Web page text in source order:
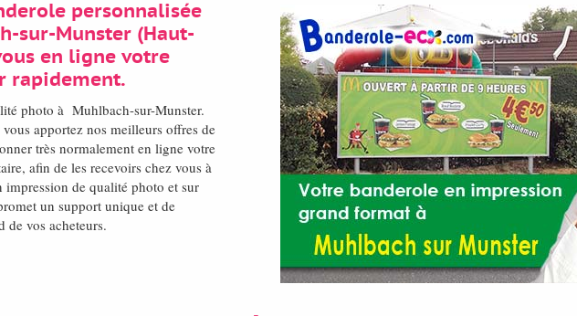
personnalisée
sur-Munster (Haut-
en ligne votre
rapidement.
photo à Muhlbach-sur-Munster.
apportez nos meilleurs offres de
très normalement en ligne votre
afin de les recevoirs chez vous à
de qualité photo et sur
un support unique et de
de vos acheteurs.